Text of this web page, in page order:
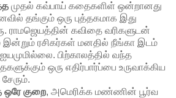
முதல் கவ்பாய் கதைகளிள் ஒன்றானது
தங்கும் ஒரு புத்தகமாக இது
ராமஜெயத்தின் கவிதை வரிகளுடன்
இன்றும் ரசிகர்கள் மனதில் நீங்கா இடம்
பிற்காலத்தில் வந்த
ஒரு எதிர்பார்ப்பை உருவாக்கிய
குறை, அமெரிக்க மண்ணின் பூர்வ